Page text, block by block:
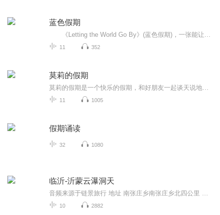
蓝色假期
11 352
莫莉的假期
11 1005
假期诵读
32 1080
临沂-沂蒙云瀑洞天
10 2882